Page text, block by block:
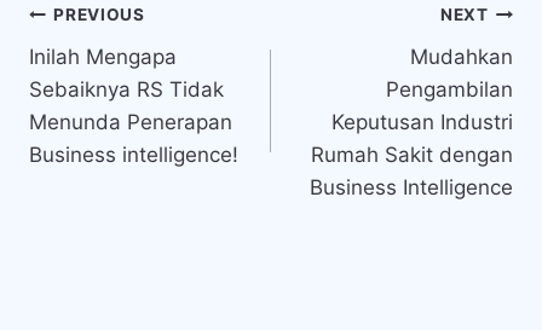
Navigasi
pos
PREVIOUS
Inilah Mengapa
Sebaiknya RS Tidak
Menunda Penerapan
Business intelligence!
NEXT
Mudahkan
Pengambilan
Keputusan Industri
Rumah Sakit dengan
Business Intelligence